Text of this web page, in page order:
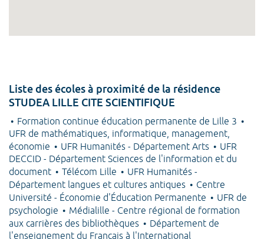
Liste des écoles à proximité de la résidence
STUDEA LILLE CITE SCIENTIFIQUE
Formation continue éducation permanente de Lille 3
UFR de mathématiques, informatique, management,
économie
UFR Humanités - Département Arts
UFR
DECCID - Département Sciences de l'information et du
document
Télécom Lille
UFR Humanités -
Département langues et cultures antiques
Centre
Université - Économie d'Éducation Permanente
UFR de
psychologie
Médialille - Centre régional de formation
aux carrières des bibliothèques
Département de
l'enseignement du Français à l'International